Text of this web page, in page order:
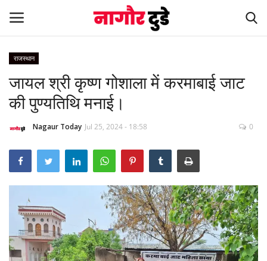
Home
देश
स्पेशल स्टोरी
नागौर
मनोरंजन
राजस्थान
जायल श्री कृष्ण गोशाला में करमाबाई जाट
की पुण्यतिथि मनाई।
Nagaur Today Jul 25, 2024 - 18:58 0